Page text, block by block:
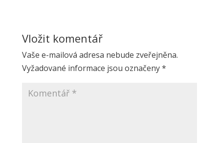
Vložit komentář
Vaše e-mailová adresa nebude zveřejněna.
Vyžadované informace jsou označeny*